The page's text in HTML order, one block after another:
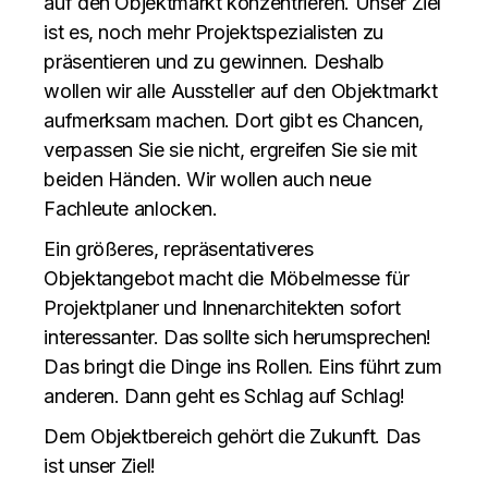
ist es, noch mehr Projektspezialisten zu
präsentieren und zu gewinnen. Deshalb
wollen wir alle Aussteller auf den Objektmarkt
aufmerksam machen. Dort gibt es Chancen,
verpassen Sie sie nicht, ergreifen Sie sie mit
beiden Händen. Wir wollen auch neue
Fachleute anlocken.
Ein größeres, repräsentativeres
Objektangebot macht die Möbelmesse für
Projektplaner und Innenarchitekten sofort
interessanter. Das sollte sich herumsprechen!
Das bringt die Dinge ins Rollen. Eins führt zum
anderen. Dann geht es Schlag auf Schlag!
Dem Objektbereich gehört die Zukunft. Das
ist unser Ziel!